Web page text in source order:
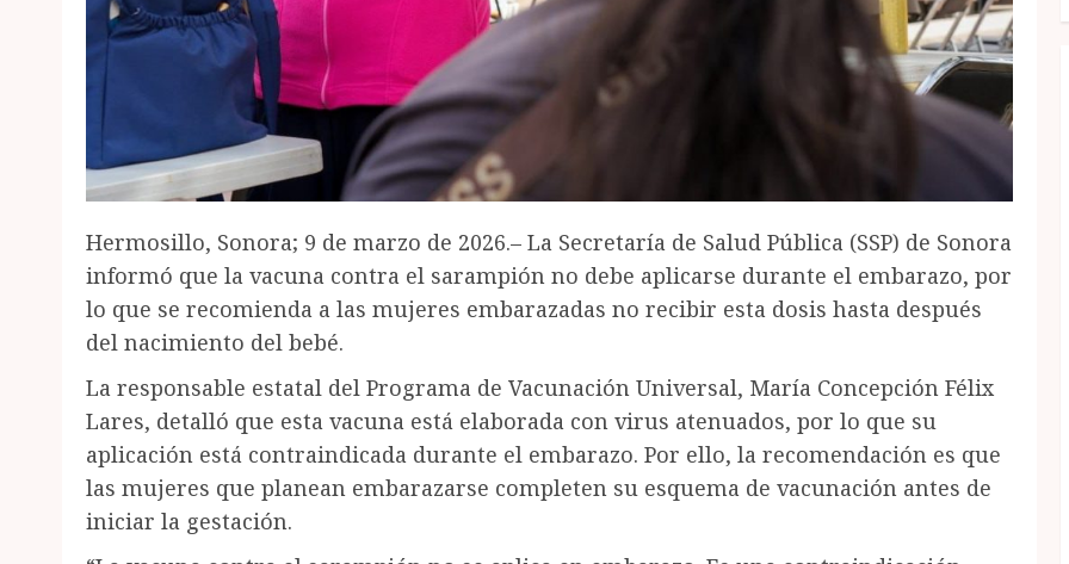
Hermosillo, Sonora; 9 de marzo de 2026.– La Secretaría de Salud Pública (SSP) de Sonora
informó que la vacuna contra el sarampión no debe aplicarse durante el embarazo, por
lo que se recomienda a las mujeres embarazadas no recibir esta dosis hasta después
del nacimiento del bebé.
La responsable estatal del Programa de Vacunación Universal, María Concepción Félix
Lares, detalló que esta vacuna está elaborada con virus atenuados, por lo que su
aplicación está contraindicada durante el embarazo. Por ello, la recomendación es que
las mujeres que planean embarazarse completen su esquema de vacunación antes de
iniciar la gestación.